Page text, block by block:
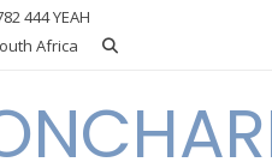
444 YEAH
Africa